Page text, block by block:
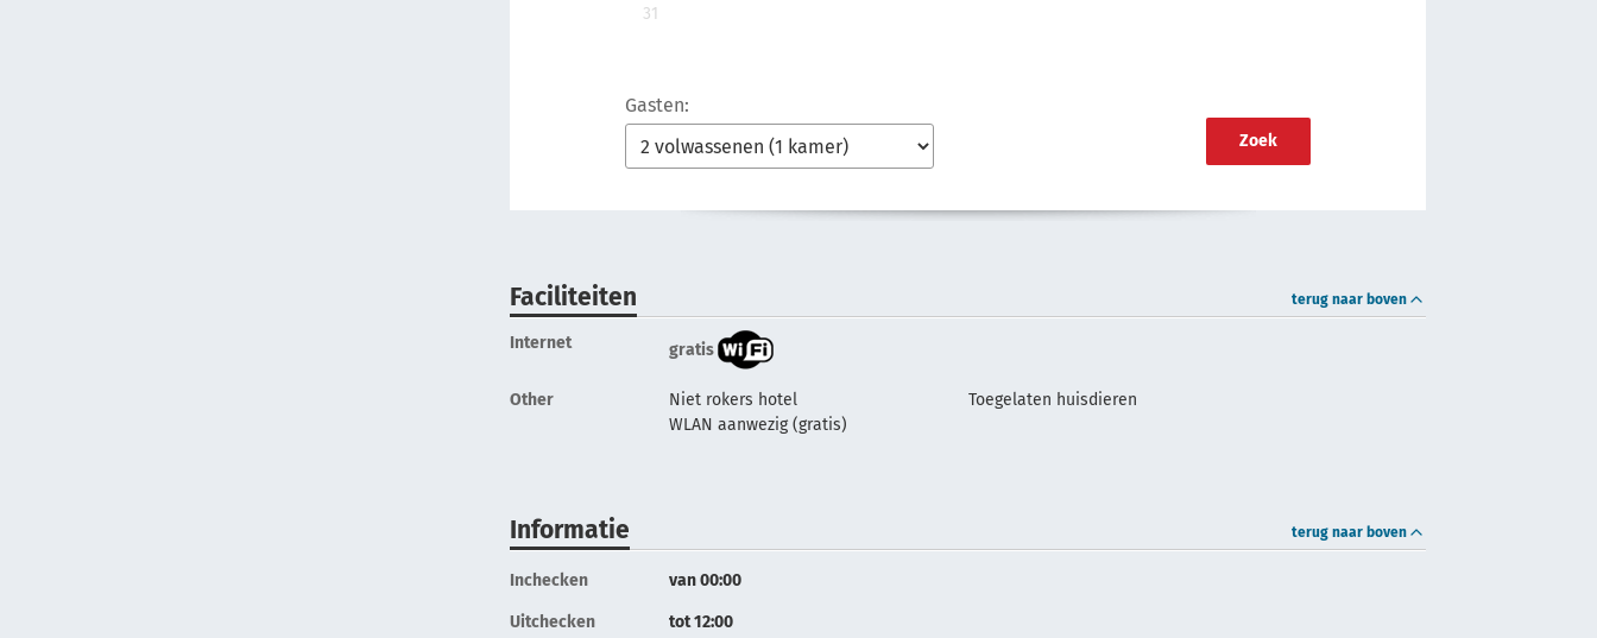
31
Gasten:
Zoek
Faciliteiten terug naar boven
Internet gratis
Other Niet rokers hotel
Toegelaten huisdieren
WLAN aanwezig (gratis)
Informatie terug naar boven
Inchecken van 00:00
Uitchecken tot 12:00